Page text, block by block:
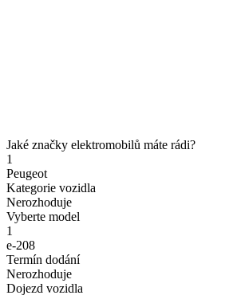
Jaké značky elektromobilů máte rádi?
1
Peugeot
Kategorie vozidla
Nerozhoduje
Vyberte model
1
e-208
Termín dodání
Nerozhoduje
Dojezd vozidla